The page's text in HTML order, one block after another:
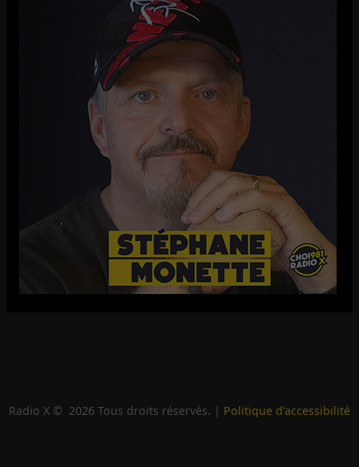
Radio X © 2026 Tous droits réservés. | Politique d'accessibilité